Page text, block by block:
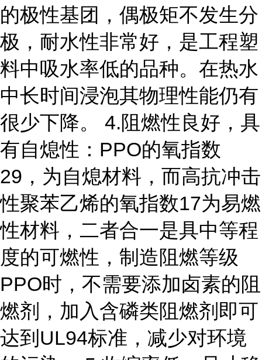
的极性基团，偶极矩不发生分
极，耐水性非常好，是工程塑
料中吸水率低的品种。在热水
中长时间浸泡其物理性能仍有
很少下降。 4.阻燃性良好，具
有自熄性：PPO的氧指数
29，为自熄材料，而高抗冲击
性聚苯乙烯的氧指数17为易燃
性材料，二者合一是具中等程
度的可燃性，制造阻燃等级
PPO时，不需要添加卤素的阻
燃剂，加入含磷类阻燃剂即可
达到UL94标准，减少对环境